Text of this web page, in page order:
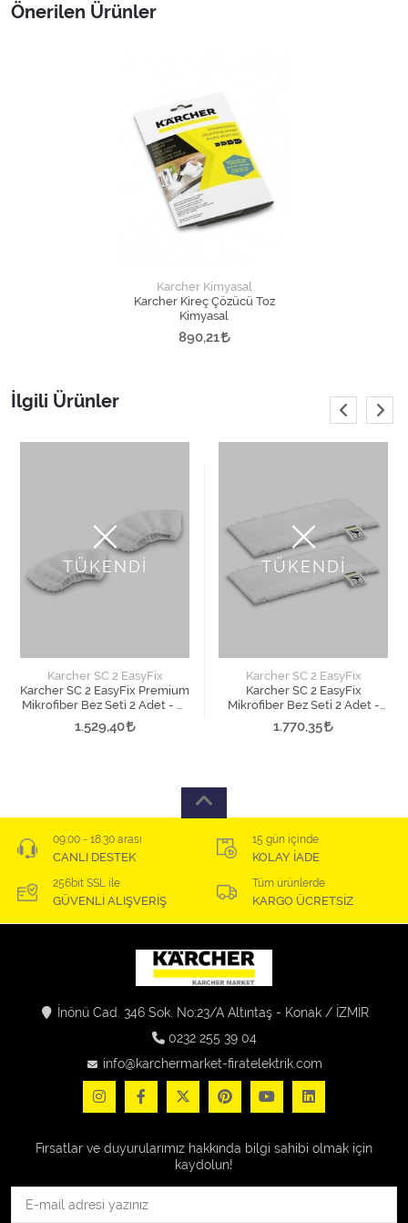
Önerilen Ürünler
Karcher Kimyasal
Karcher Kireç Çözücü Toz
Kimyasal
890,21
İlgili Ürünler
TÜKENDİ
Karcher SC 2 EasyFix
Karcher SC 2 EasyFix Premium
Mikrofiber Bez Seti 2 Adet - El
Aparatı İçin
1.529,40
TÜKENDİ
Karcher SC 2 EasyFix
Karcher SC 2 EasyFix
Mikrofiber Bez Seti 2 Adet -
Zemin Aparatı İçin
1.770,35
09:00 - 18:30 arası
CANLI DESTEK
15 gün içinde
KOLAY İADE
256bit SSL ile
GÜVENLİ ALIŞVERİŞ
Tüm ürünlerde
KARGO ÜCRETSİZ
İnönü Cad. 346 Sok. No:23/A Altıntaş - Konak / İZMİR
0232 255 39 04
info@karchermarket-firatelektrik.com
Fırsatlar ve duyurularımız hakkında bilgi sahibi olmak için
kaydolun!